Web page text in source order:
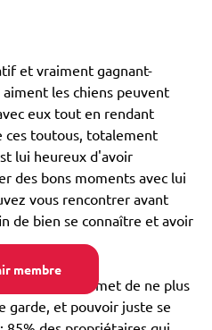
membre
et vraiment gagnant-
les chiens peuvent
eux tout en rendant
ces toutous, totalement
lui heureux d'avoir
des bons moments avec lui
vous rencontrer avant
de bien se connaître et avoir
marché permet de ne plus
garde, et pouvoir juste se